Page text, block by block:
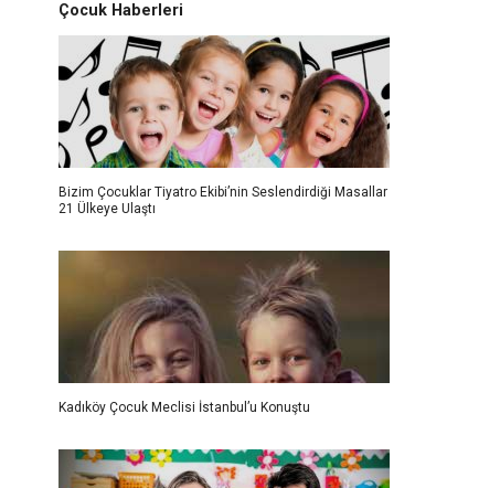
Çocuk Haberleri
Bizim Çocuklar Tiyatro Ekibi’nin Seslendirdiği Masallar
21 Ülkeye Ulaştı
Kadıköy Çocuk Meclisi İstanbul’u Konuştu